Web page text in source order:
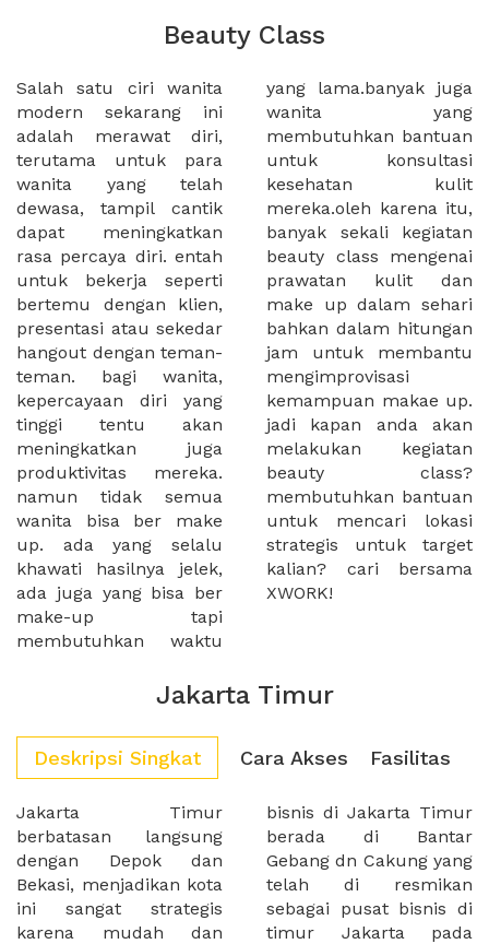
Beauty Class
Salah satu ciri wanita
modern sekarang ini
adalah merawat diri,
terutama untuk para
wanita yang telah
dewasa, tampil cantik
dapat meningkatkan
rasa percaya diri. entah
untuk bekerja seperti
bertemu dengan klien,
presentasi atau sekedar
hangout dengan teman-
teman. bagi wanita,
kepercayaan diri yang
tinggi tentu akan
meningkatkan juga
produktivitas mereka.
namun tidak semua
wanita bisa ber make
up. ada yang selalu
khawati hasilnya jelek,
ada juga yang bisa ber
make-up tapi
membutuhkan waktu
yang lama.banyak juga
wanita yang
membutuhkan bantuan
untuk konsultasi
kesehatan kulit
mereka.oleh karena itu,
banyak sekali kegiatan
beauty class mengenai
prawatan kulit dan
make up dalam sehari
bahkan dalam hitungan
jam untuk membantu
mengimprovisasi
kemampuan makae up.
jadi kapan anda akan
melakukan kegiatan
beauty class?
membutuhkan bantuan
untuk mencari lokasi
strategis untuk target
kalian? cari bersama
XWORK!
Jakarta Timur
Deskripsi Singkat Cara Akses Fasilitas
Jakarta Timur
berbatasan langsung
dengan Depok dan
Bekasi, menjadikan kota
ini sangat strategis
karena mudah dan
bisnis di Jakarta Timur
berada di Bantar
Gebang dn Cakung yang
telah di resmikan
sebagai pusat bisnis di
timur Jakarta pada